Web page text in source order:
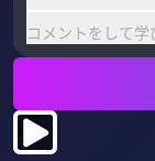
コメントをして